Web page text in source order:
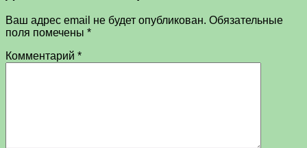
Ваш адрес email не будет опубликован. Обязательные
поля помечены *
Комментарий *